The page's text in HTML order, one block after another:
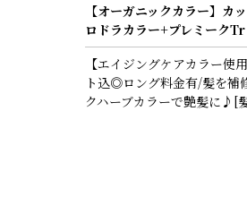
【オーガニックカラー】カ
ロドラカラー+プレミークTr
【エイジングケアカラー使
ト込◎ロング料金有/髪を補
クハーブカラーで艶髪に♪[